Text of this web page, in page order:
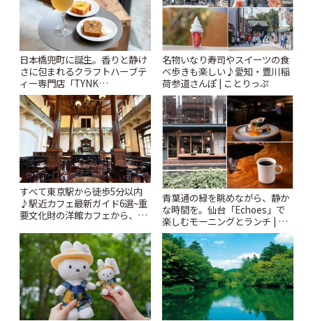
日本橋兜町に誕生。香りと静け
さに包まれるクラフトハーブテ
ィー専門店「TYNK
Kabutocho」 | ことりっぷ
名物いなり寿司やスイーツの食
べ歩きも楽しい♪愛知・豊川稲
荷参道さんぽ | ことりっぷ
すべて東京駅から徒歩5分以内
♪駅近カフェ最新ガイド6選~重
要文化財の洋館カフェから、改
りっぷ
青葉通の緑を眺めながら、静か
な時間を。仙台「Echoes」で
楽しむモーニングとランチ | こ
とりっぷ